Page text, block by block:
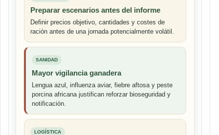
Preparar escenarios antes del informe
Definir precios objetivo, cantidades y costes de
ración antes de una jornada potencialmente volátil.
SANIDAD
Mayor vigilancia ganadera
Lengua azul, influenza aviar, fiebre aftosa y peste
porcina africana justifican reforzar bioseguridad y
notificación.
LOGÍSTICA